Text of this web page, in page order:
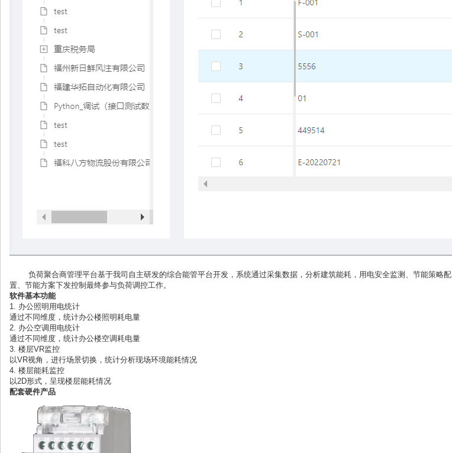
负荷聚合商管理平台基于我司自主研发的综合能管平台开发，系统通过采集数据，分析建筑能耗，用电安全监测、节能策略配
置、节能方案下发控制最终参与负荷调控工作。
软件基本功能
1. 办公照明用电统计
通过不同维度，统计办公楼照明耗电量
2. 办公空调用电统计
通过不同维度，统计办公楼空调耗电量
3. 楼层VR监控
以VR视角，进行场景切换，统计分析现场环境能耗情况
4. 楼层能耗监控
以2D形式，呈现楼层能耗情况
配套硬件产品